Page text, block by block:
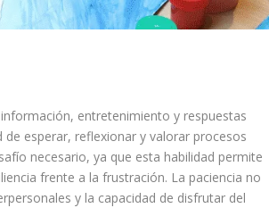
entretenimiento y respuestas
esperar, reflexionar y valorar procesos
necesario, ya que esta habilidad permite
frente a la frustración. La paciencia no
y la capacidad de disfrutar del